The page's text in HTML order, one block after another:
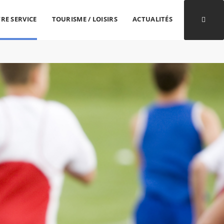
SERVICE TOURISME / LOISIRS ACTUALITÉS